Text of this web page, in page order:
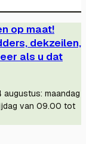
op maat!
dekzeilen,
als u dat
augustus: maandag
van 09.00 tot